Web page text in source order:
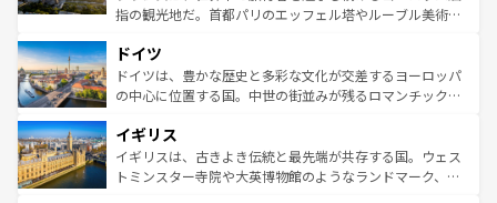
アートに溢れた街角から、地方では古代ローマ遺跡や中世
せる。地方によって風土や気候が異なるスペインはその個
性で訪れる人を魅了する。 なお、新着のスペイン情報は コ
ンテンツ一覧を参照してほしい。
指の観光地だ。首都パリのエッフェル塔やルーブル美術館
で、幅広い魅力が詰まっている。華麗な宮殿、歴史的な大
聖堂、美しいビーチ、そして豊かな自然が、訪れる者を心
から魅了する。また、フランスは美食の国としても知ら
いる。シャンパンの発祥地であるランス、プロヴァンスの
香り高いラベンダー畑など、多彩な楽しみ方が可能だ。さ
らに、パリ以外の地域にも魅力が溢れており、どの街角に
ドイツ
ドイツは、豊かな歴史と多彩な文化が交差するヨーロッパ
の中心に位置する国。中世の街並みが残るロマンチック街
顔を持つこの国は、どこを歩いても飽きることがない。ベ
ルリンの文化的活気、バイエルン州のアルプスの絶景、そ
してライン川沿いのワイン畑といった風景は必見。ビール
イギリス
イギリスは、古きよき伝統と最先端が共存する国。ウェス
トミンスター寺院や大英博物館のようなランドマーク、歴